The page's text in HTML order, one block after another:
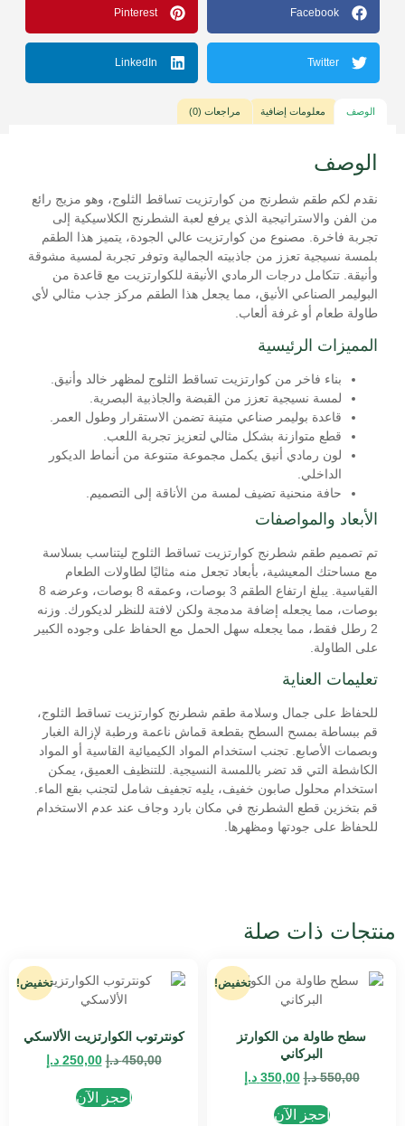
Facebook
Pinterest
Twitter
LinkedIn
الوصف معلومات إضافية مراجعات (0)
الوصف
نقدم لكم طقم شطرنج من كوارتزيت تساقط الثلوج، وهو مزيج رائع
من الفن والاستراتيجية الذي يرفع لعبة الشطرنج الكلاسيكية إلى
تجربة فاخرة. مصنوع من كوارتزيت عالي الجودة، يتميز هذا الطقم
بلمسة نسيجية تعزز من جاذبيته الجمالية وتوفر تجربة لمسية مشوقة
وأنيقة. تتكامل درجات الرمادي الأنيقة للكوارتزيت مع قاعدة من
البوليمر الصناعي الأنيق، مما يجعل هذا الطقم مركز جذب مثالي لأي
طاولة طعام أو غرفة ألعاب.
المميزات الرئيسية
بناء فاخر من كوارتزيت تساقط الثلوج لمظهر خالد وأنيق.
لمسة نسيجية تعزز من القبضة والجاذبية البصرية.
قاعدة بوليمر صناعي متينة تضمن الاستقرار وطول العمر.
قطع متوازنة بشكل مثالي لتعزيز تجربة اللعب.
لون رمادي أنيق يكمل مجموعة متنوعة من أنماط الديكور
الداخلي.
حافة منحنية تضيف لمسة من الأناقة إلى التصميم.
الأبعاد والمواصفات
تم تصميم طقم شطرنج كوارتزيت تساقط الثلوج ليتناسب بسلاسة
مع مساحتك المعيشية، بأبعاد تجعل منه مثاليًا لطاولات الطعام
القياسية. يبلغ ارتفاع الطقم 3 بوصات، وعمقه 8 بوصات، وعرضه 8
بوصات، مما يجعله إضافة مدمجة ولكن لافتة للنظر لديكورك. وزنه
2 رطل فقط، مما يجعله سهل الحمل مع الحفاظ على وجوده الكبير
على الطاولة.
تعليمات العناية
للحفاظ على جمال وسلامة طقم شطرنج كوارتزيت تساقط الثلوج،
قم ببساطة بمسح السطح بقطعة قماش ناعمة ورطبة لإزالة الغبار
وبصمات الأصابع. تجنب استخدام المواد الكيميائية القاسية أو المواد
الكاشطة التي قد تضر باللمسة النسيجية. للتنظيف العميق، يمكن
استخدام محلول صابون خفيف، يليه تجفيف شامل لتجنب بقع الماء.
قم بتخزين قطع الشطرنج في مكان بارد وجاف عند عدم الاستخدام
للحفاظ على جودتها ومظهرها.
منتجات ذات صلة
تخفيض!
سطح طاولة من الكوارتز
البركاني
550,00 د.إ 350,00 د.إ
احجز الآن
تخفيض!
كونترتوب الكوارتزيت الألاسكي
450,00 د.إ 250,00 د.إ
احجز الآن